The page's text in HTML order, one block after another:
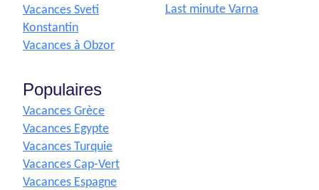
Vacances Sveti
Konstantin
Vacances à Obzor
Last minute Varna
Populaires
Vacances Grèce
Vacances Egypte
Vacances Turquie
Vacances Cap-Vert
Vacances Espagne